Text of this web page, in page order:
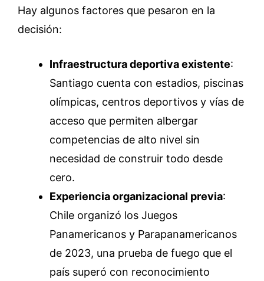
Hay algunos factores que pesaron en la
decisión:
Infraestructura deportiva existente:
Santiago cuenta con estadios, piscinas
olímpicas, centros deportivos y vías de
acceso que permiten albergar
competencias de alto nivel sin
necesidad de construir todo desde
cero.
Experiencia organizacional previa:
Chile organizó los Juegos
Panamericanos y Parapanamericanos
de 2023, una prueba de fuego que el
país superó con reconocimiento